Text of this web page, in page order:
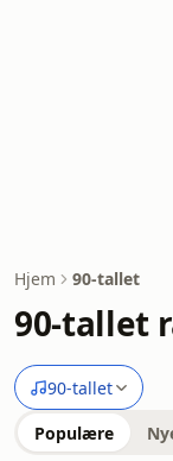
Hjem 90-tallet
90-tallet
90-tallet
Populære